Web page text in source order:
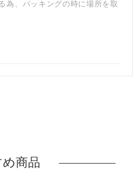
為、パッキングの時に場所を取
商品